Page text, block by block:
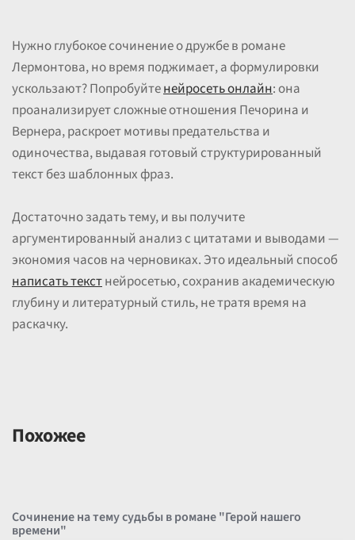
Нужно глубокое сочинение о дружбе в романе
Лермонтова, но время поджимает, а формулировки
ускользают? Попробуйтенейросеть онлайн: она
проанализирует сложные отношения Печорина и
Вернера, раскроет мотивы предательства и
одиночества, выдавая готовый структурированный
текст без шаблонных фраз.
Достаточно задать тему, и вы получите
аргументированный анализ с цитатами и выводами —
экономия часов на черновиках. Это идеальный способ
написать текстнейросетью, сохранив академическую
глубину и литературный стиль, не тратя время на
раскачку.
Похожее
Сочинение на тему судьбы в романе "Герой нашего
времени"